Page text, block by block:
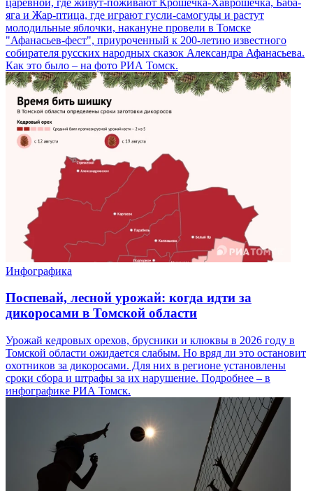
яга и Жар-птица, где играют гусли-самогуды и растут
молодильные яблочки, накануне провели в Томске
"Афанасьев-фест", приуроченный к 200-летию известного
собирателя русских народных сказок Александра Афанасьева.
Как это было – на фото РИА Томск.
Инфографика
Поспевай, лесной урожай: когда идти за
дикоросами в Томской области
Урожай кедровых орехов, брусники и клюквы в 2026 году в
Томской области ожидается слабым. Но вряд ли это остановит
охотников за дикоросами. Для них в регионе установлены
сроки сбора и штрафы за их нарушение. Подробнее – в
инфографике РИА Томск.